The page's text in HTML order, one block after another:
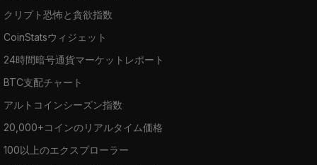
クリプト恐怖と貪欲指数
CoinStatsウィジェット
24時間暗号通貨マーケットレポート
BTC支配チャート
アルトコインシーズン指数
20,000+コインのリアルタイム価格
100以上のエクスプローラー